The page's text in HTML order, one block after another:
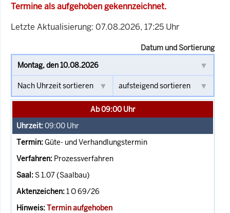
Termine als aufgehoben gekennzeichnet.
Letzte Aktualisierung: 07.08.2026, 17:25 Uhr
Datum und Sortierung
Ab 09:00 Uhr
09:00 Uhr
Güte- und Verhandlungstermin
Prozessverfahren
S 1.07 (Saalbau)
1 O 69/26
Termin aufgehoben